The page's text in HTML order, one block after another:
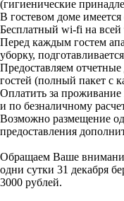
(гигиенические
В гостевом доме
Бесплатный wi-fi на всей
Перед каждым гостем
уборку,
Предоставляем
гостей (полный пакет с
Оплатить за
и по безналичному
Возможно размещение
предоставления
Обращаем Ваше
одни сутки 31 декабря
3000 рублей.